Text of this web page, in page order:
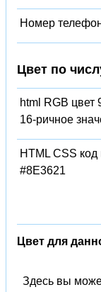
Номер
Цвет по
html RGB цвет
16-ричное
HTML CSS код
#8E3621
Цвет для
Здесь вы